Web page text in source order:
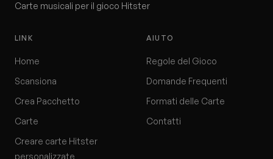
Carte musicali per il gioco Hitster
LINK
Home
Scansiona
Crea Pacchetto
Carte
Creare carte Hitster
personalizzate
AIUTO
Regole del Gioco
Domande Frequenti
Formati delle Carte
Contatti